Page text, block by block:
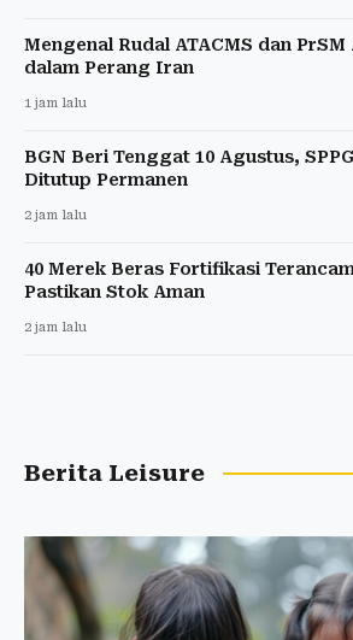
Mengenal Rudal ATACMS dan
dalam Perang Iran
1 jam lalu
BGN Beri Tenggat 10 Agustus,
Ditutup Permanen
2 jam lalu
40 Merek Beras Fortifikasi
Pastikan Stok Aman
2 jam lalu
Berita Leisure